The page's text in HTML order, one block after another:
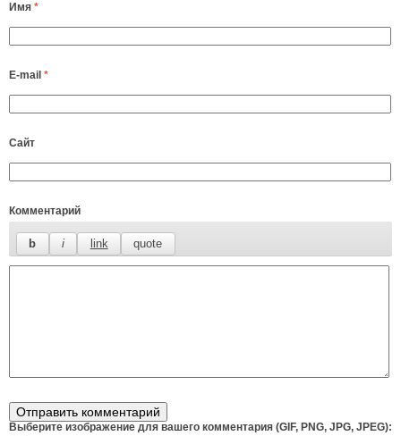
Имя *
E-mail *
Сайт
Комментарий
Выберите изображение для вашего комментария (GIF, PNG, JPG, JPEG):